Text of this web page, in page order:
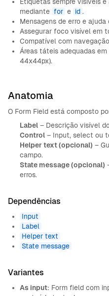
mediante for e id .
Mensagens de erro e ajuda
Assegurar foco visível em
Compatível com
Áreas táteis adequadas
44x44px).
Anatomia
O Form Field está composto
Label – Descrição visível
Control – Input, select ou
Helper text (opcional) –
campo.
State message (opcional)
erros.
Dependências
Input
Label
Helper text
State message
Variantes
As input: Form field com